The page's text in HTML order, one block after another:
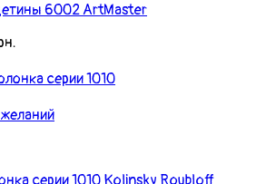
6002 ArtMaster